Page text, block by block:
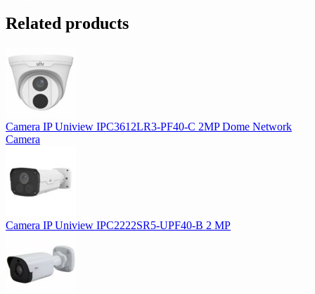
Related products
Camera IP Uniview IPC3612LR3-PF40-C 2MP Dome Network
Camera
Camera IP Uniview IPC2222SR5-UPF40-B 2 MP